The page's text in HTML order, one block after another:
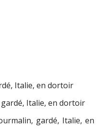
Italie, en dortoir
Italie, en dortoir
gardé, Italie, en